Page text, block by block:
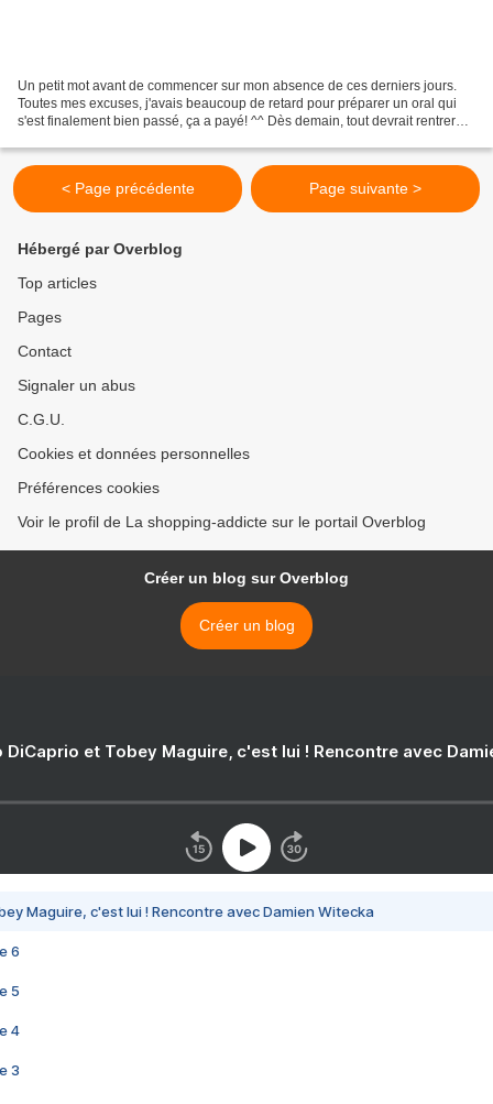
Un petit mot avant de commencer sur mon absence de ces derniers jours.
Toutes mes excuses, j'avais beaucoup de retard pour préparer un oral qui
s'est finalement bien passé, ça a payé! ^^ Dès demain, tout devrait rentrer
< Page précédente Page suivante >
Hébergé par Overblog
Top articles
Pages
Contact
Signaler un abus
C.G.U.
Cookies et données personnelles
Préférences cookies
Voir le profil de La shopping-addicte sur le portail Overblog
Créer un blog sur Overblog
Créer un blog
DiCaprio et Tobey Maguire, c'est lui ! Rencontre avec
Maguire, c'est lui ! Rencontre avec Damien Witecka
6
5
4
3